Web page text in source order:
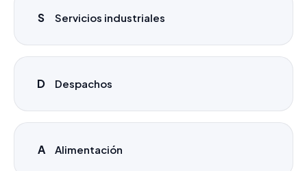
S Servicios industriales
D Despachos
A Alimentación